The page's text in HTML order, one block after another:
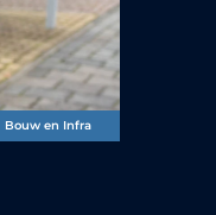
Bouw en Infra